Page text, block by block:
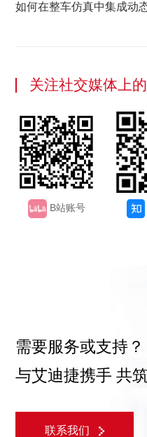
如何在整车仿真中集成动
关注社交媒体上
B站账号
需要服务或支持？
与艾迪捷携手 共
联系我们